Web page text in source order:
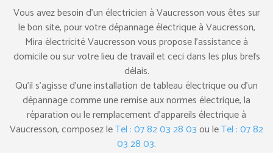
Vous avez besoin d’un électricien à Vaucresson vous êtes sur
le bon site, pour votre dépannage électrique à Vaucresson,
Mira électricité Vaucresson vous propose l’assistance à
domicile ou sur votre lieu de travail et ceci dans les plus brefs
délais.
Qu’il s’agisse d’une installation de tableau électrique ou d’un
dépannage comme une remise aux normes électrique, la
réparation ou le remplacement d’appareils électrique à
Vaucresson, composez leTel : 07 82 03 28 03ou leTel : 07 82
03 28 03.